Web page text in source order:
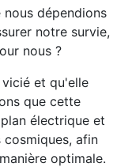
dépendions
notre survie,
nous ?
et qu'elle
que cette
électrique et
afin
optimale.